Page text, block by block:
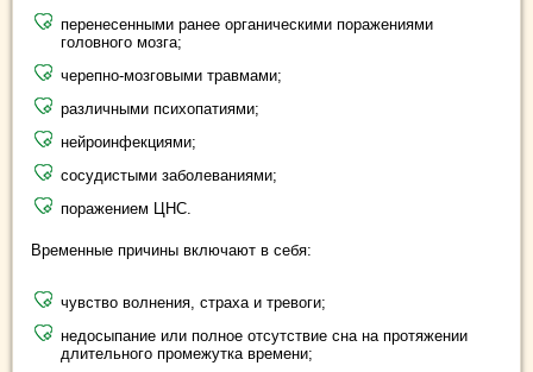
перенесенными ранее органическими поражениями
головного мозга;
черепно-мозговыми травмами;
различными психопатиями;
нейроинфекциями;
сосудистыми заболеваниями;
поражением ЦНС.
Временные причины включают в себя:
чувство волнения, страха и тревоги;
недосыпание или полное отсутствие сна на протяжении
длительного промежутка времени;